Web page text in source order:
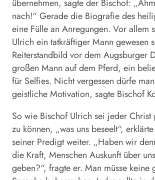
übernehmen, sagte der Bischof:
nach!“ Gerade die Biografie des
eine Fülle an Anregungen. Vor allem
Ulrich ein tatkräftiger Mann gewesen
Reiterstandbild vor dem Augsburger
großen Mann auf dem Pferd, ein
für Selfies. Nicht vergessen dürfe
geistliche Motivation, sagte Bischof
So wie Bischof Ulrich sei jeder Christ
zu können, „was uns beseelt“,
seiner Predigt weiter. „Haben wir
die Kraft, Menschen Auskunft über
geben?“, fragte er. Man müsse keine